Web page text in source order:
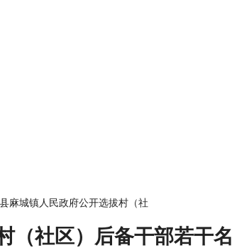
麻城镇人民政府公开选拔村（社
（社区）后备干部若干名